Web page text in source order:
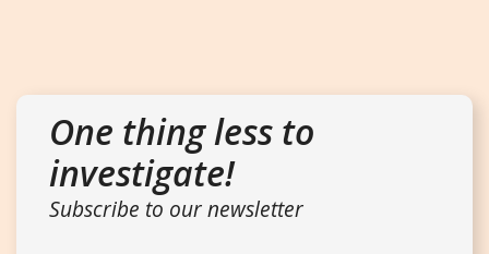
One thing less to
investigate!
Subscribe to our newsletter